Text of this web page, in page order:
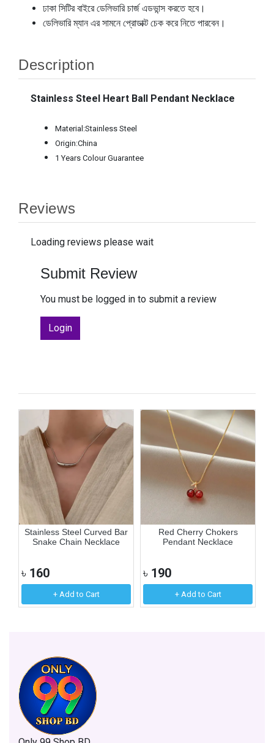
ঢাকা সিটির বাইরে ডেলিভারি চার্জ এডভান্স করতে হবে।
ডেলিভারি ম্যান এর সামনে প্রোডাক্ট চেক করে নিতে পারবেন।
Description
Stainless Steel Heart Ball Pendant Necklace
Material:Stainless Steel
Origin:China
1 Years Colour Guarantee
Reviews
Loading reviews please wait
Submit Review
You must be logged in to submit a review
Login
Stainless Steel Curved Bar
Snake Chain Necklace
৳ 160
+ Add to Cart
Red Cherry Chokers
Pendant Necklace
৳ 190
+ Add to Cart